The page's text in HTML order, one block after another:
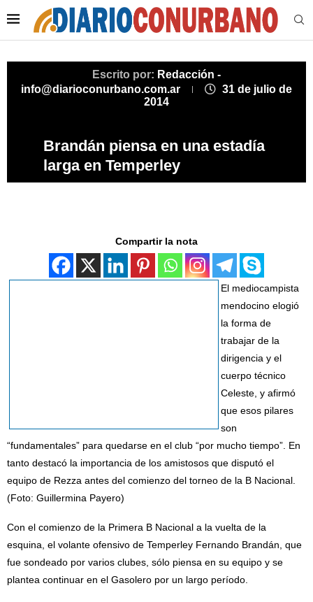
Escrito por: Redacción -
info@diarioconurbano.com.ar
31 de julio de
2014
Brandán piensa en una estadía
larga en Temperley
Compartir la nota
El mediocampista
mendocino elogió
la forma de
trabajar de la
dirigencia y el
cuerpo técnico
Celeste, y afirmó
que esos pilares
son
“fundamentales” para quedarse en el club “por mucho tiempo”. En
tanto destacó la importancia de los amistosos que disputó el
equipo de Rezza antes del comienzo del torneo de la B Nacional.
(Foto: Guillermina Payero)
Con el comienzo de la Primera B Nacional a la vuelta de la
esquina, el volante ofensivo de Temperley Fernando Brandán, que
fue sondeado por varios clubes, sólo piensa en su equipo y se
plantea continuar en el Gasolero por un largo período.